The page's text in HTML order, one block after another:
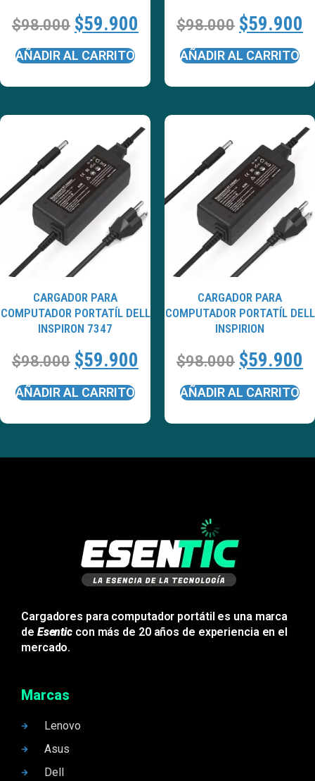
$98.000 $59.900
AÑADIR AL CARRITO
$98.000 $59.900
AÑADIR AL CARRITO
CARGADOR PARA
COMPUTADOR PORTATÍL DELL
INSPIRON 7347
$98.000 $59.900
AÑADIR AL CARRITO
CARGADOR PARA
COMPUTADOR PORTATÍL DELL
INSPIRION
$98.000 $59.900
AÑADIR AL CARRITO
Cargadores para computador portátil es una marca
de Esentic con más de 20 años de experiencia en el
mercado.
Marcas
Lenovo
Asus
Dell